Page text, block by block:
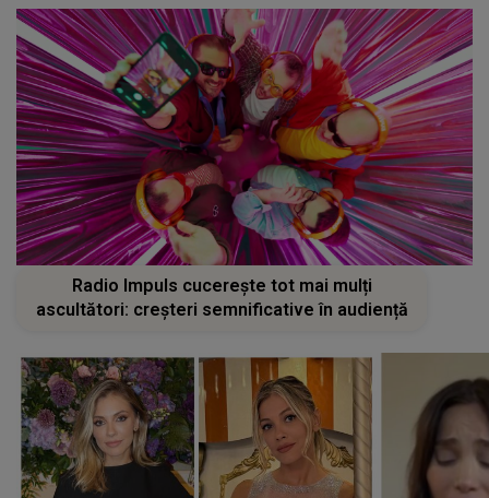
Radio Impuls cucerește tot mai mulți
ascultători: creșteri semnificative în audiență